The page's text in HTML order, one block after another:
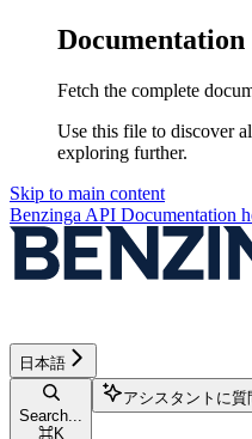
Fetch the complete
Use this file to discover
exploring further.
Skip to main content
Benzinga API Documentation
日本語
Search...
⌘K
アシスタントに質